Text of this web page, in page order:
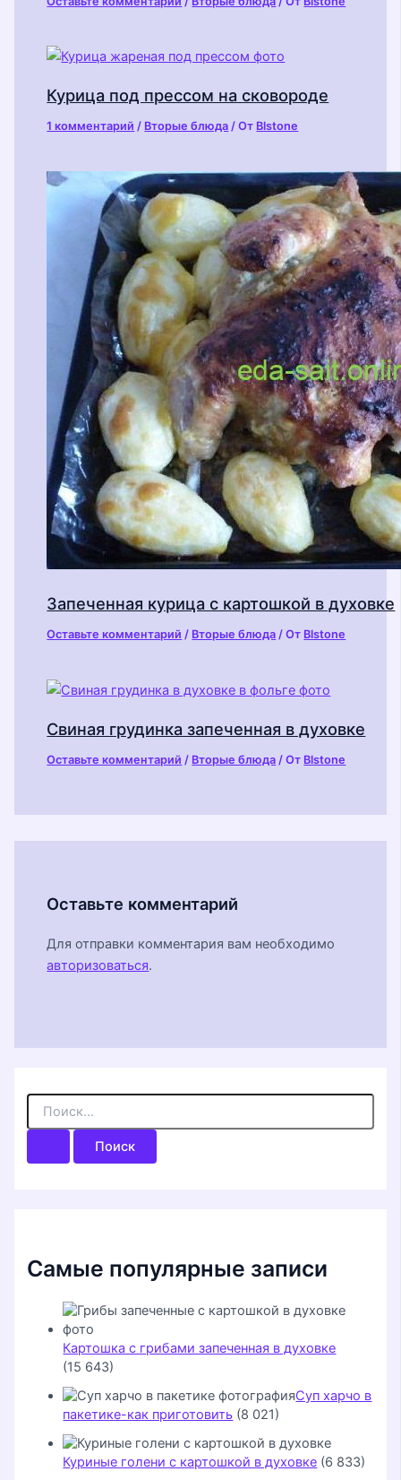
Курица под прессом на сковороде
1 комментарий / Вторые блюда / От Blstone
Запеченная курица с картошкой в духовке
Оставьте комментарий / Вторые блюда / От Blstone
Свиная грудинка запеченная в духовке
Оставьте комментарий / Вторые блюда / От Blstone
Оставьте комментарий
Для отправки комментария вам необходимо
авторизоваться.
П
и
Самые популярные записи
Картошка с грибами запеченная в духовке
(15 643)
Суп харчо в
пакетике-как приготовить (8 021)
Куриные голени с картошкой в духовке (6 833)